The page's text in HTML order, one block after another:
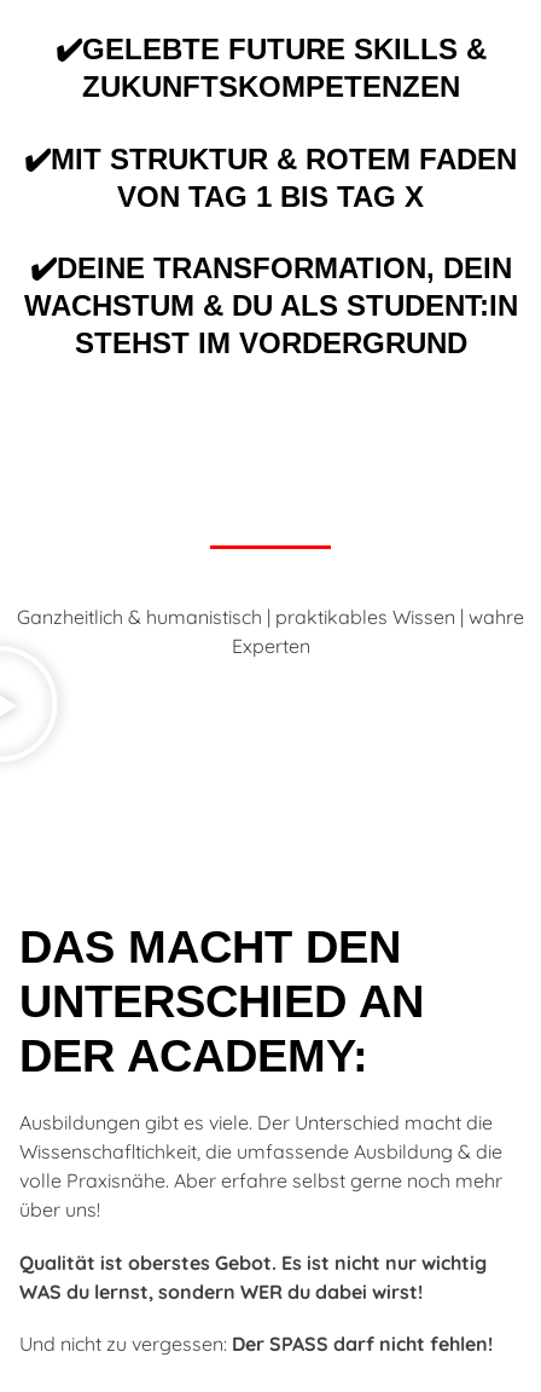
✔️GELEBTE FUTURE SKILLS &
ZUKUNFTSKOMPETENZEN
✔️MIT STRUKTUR & ROTEM FADEN
VON TAG 1 BIS TAG X
✔️DEINE TRANSFORMATION, DEIN
WACHSTUM & DU ALS STUDENT:IN
STEHST IM VORDERGRUND
Ganzheitlich & humanistisch | praktikables Wissen | wahre
Experten
DAS MACHT DEN
UNTERSCHIED AN
DER ACADEMY:
Ausbildungen gibt es viele. Der Unterschied macht die
Wissenschafltichkeit, die umfassende Ausbildung & die
volle Praxisnähe. Aber erfahre selbst gerne noch mehr
über uns!
Qualität ist oberstes Gebot. Es ist nicht nur wichtig
WAS du lernst, sondern WER du dabei wirst!
Und nicht zu vergessen: Der SPASS darf nicht fehlen!